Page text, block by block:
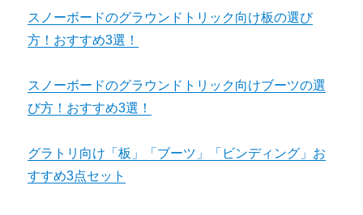
スノーボードのグラウンドトリック向け板の選び
方！おすすめ3選！
スノーボードのグラウンドトリック向けブーツの選
び方！おすすめ3選！
グラトリ向け「板」「ブーツ」「ビンディング」お
すすめ3点セット